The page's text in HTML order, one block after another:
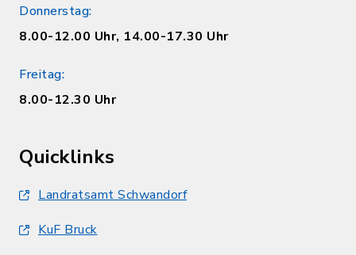
Donnerstag:
8.00-12.00 Uhr, 14.00-17.30 Uhr
Freitag:
8.00-12.30 Uhr
Quicklinks
Landratsamt Schwandorf
KuF Bruck